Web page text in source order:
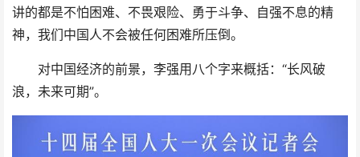
讲的都是不怕困难、不畏艰险、勇于斗争、自强不息的精
神，我们中国人不会被任何困难所压倒。
对中国经济的前景，李强用八个字来概括：“长风破
浪，未来可期”。